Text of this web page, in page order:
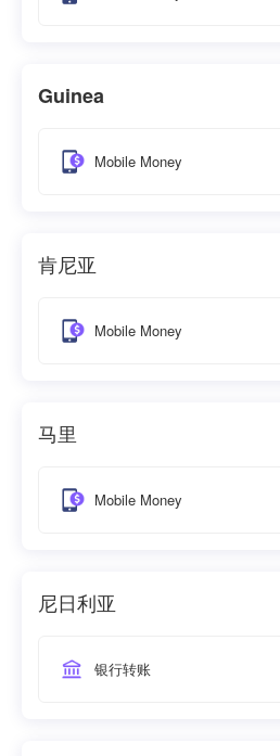
Guinea
Mobile Money
肯尼亚
Mobile Money
马里
Mobile Money
尼日利亚
银行转账